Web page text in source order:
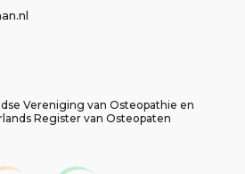
Vereniging van Osteopathie en
Register van Osteopaten